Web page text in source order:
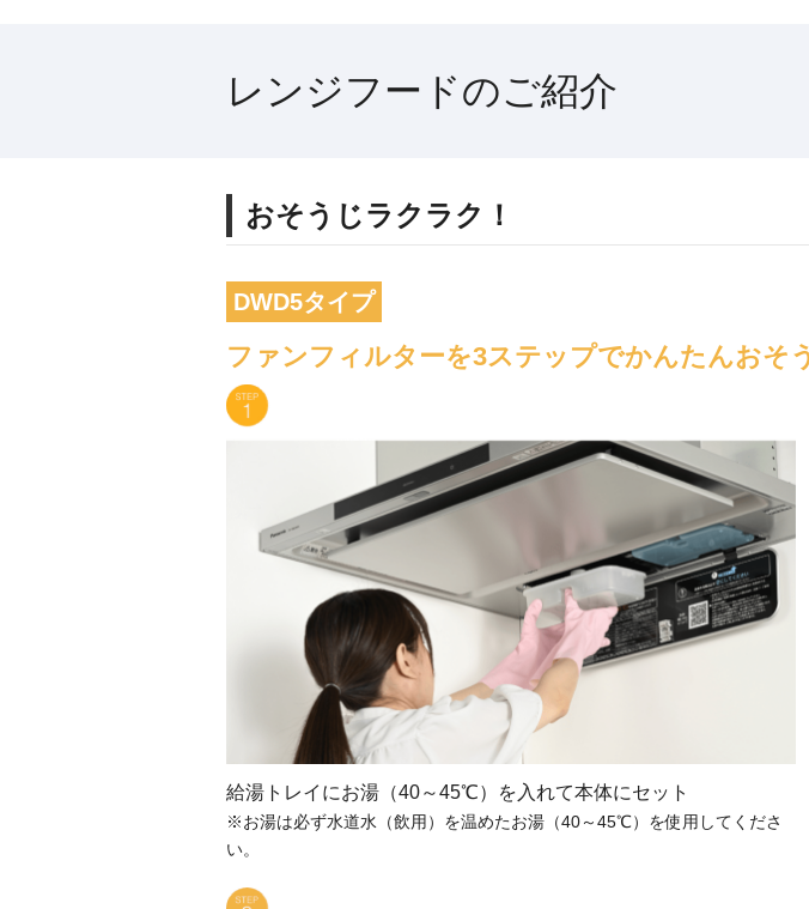
レンジフードのご紹介
おそうじラクラク！
DWD5タイプ
ファンフィルターを3ステップでかんたんおそ
給湯トレイにお湯（40～45℃）を入れて本体にセット
※お湯は必ず水道水（飲用）を温めたお湯（40～45℃）を使用してくださ
い。